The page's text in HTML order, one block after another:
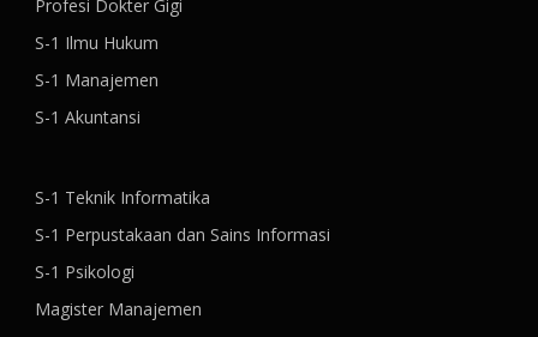
Profesi Dokter Gigi
S-1 Ilmu Hukum
S-1 Manajemen
S-1 Akuntansi
S-1 Teknik Informatika
S-1 Perpustakaan dan Sains Informasi
S-1 Psikologi
Magister Manajemen